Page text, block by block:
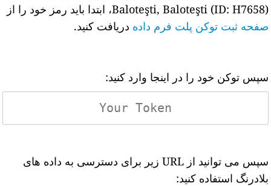
Baloteşti, Baloteşti (ID: H7658)، ابتدا باید رمز خود را از
صفحه ثبت توکن پلت فرم داده دریافت کنید.
سپس توکن خود را در اینجا وارد کنید:
سپس می توانید از URL زیر برای دسترسی به داده های
بلادرنگ استفاده کنید: